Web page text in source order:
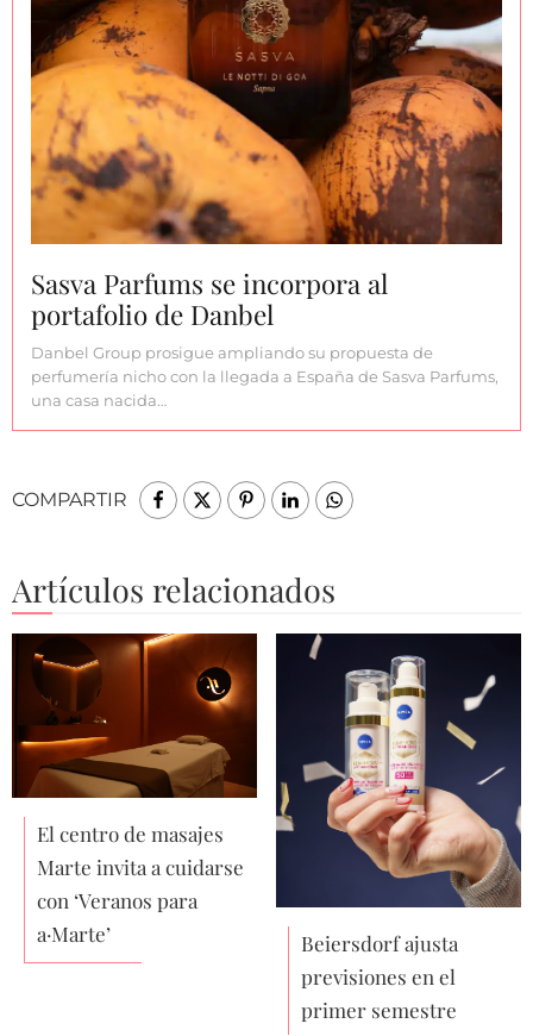
Sasva Parfums se incorpora al
portafolio de Danbel
Danbel Group prosigue ampliando su propuesta de
perfumería nicho con la llegada a España de Sasva Parfums,
una casa nacida…
COMPARTIR
Artículos relacionados
El centro de masajes
Marte invita a cuidarse
con ‘Veranos para
a·Marte’
Beiersdorf ajusta
previsiones en el
primer semestre